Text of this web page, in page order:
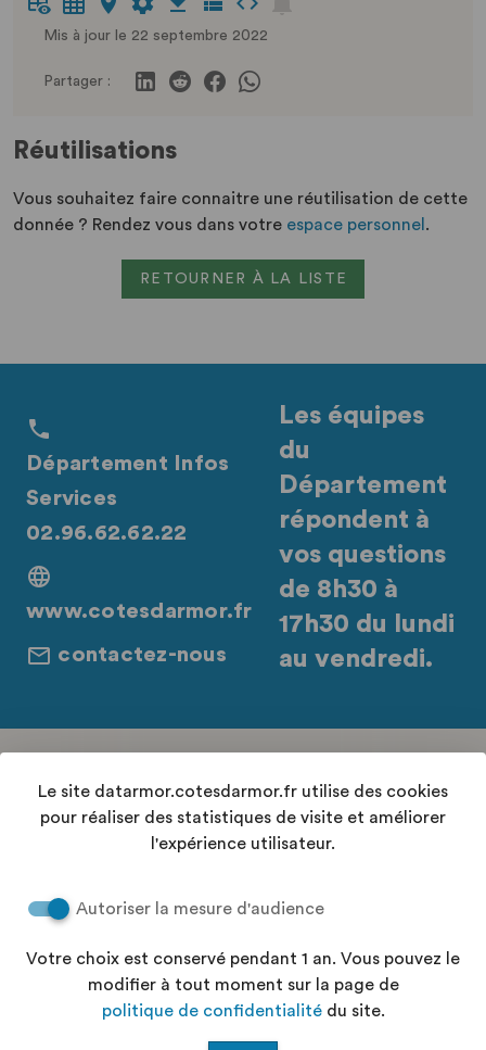
Mis à jour le 22 septembre 2022
Partager :
Réutilisations
Vous souhaitez faire connaitre une réutilisation de cette
donnée ? Rendez vous dans votre espace personnel .
RETOURNER À LA LISTE
Département Infos
Services
02.96.62.62.22
www.cotesdarmor.fr
contactez-nous
Les équipes
du
Département
répondent à
vos questions
de 8h30 à
17h30 du lundi
au vendredi.
Conditions Générales d'Utilisation
Aide
Politique de confidentialité
Plan du site
Le site datarmor.cotesdarmor.fr utilise des cookies
pour réaliser des statistiques de visite et améliorer
l'expérience utilisateur.
Autoriser la mesure d'audience
Votre choix est conservé pendant 1 an. Vous pouvez le
modifier à tout moment sur la page de
politique de confidentialitédu site.